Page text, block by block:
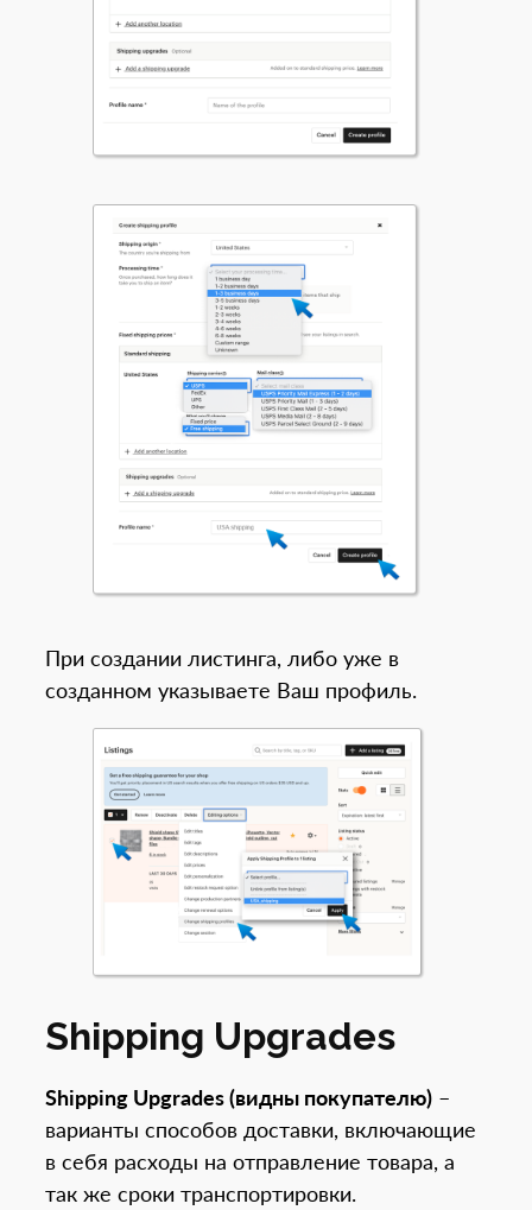
При создании листинга, либо уже в
созданном указываете Ваш профиль.
Shipping Upgrades
Shipping Upgrades (видны покупателю) –
варианты способов доставки, включающие
в себя расходы на отправление товара, а
так же сроки транспортировки.